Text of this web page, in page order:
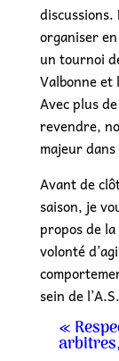
organiser
un tournoi
Valbonne et
Avec plus
revendre,
majeur
Avant de
saison, je
propos de
volonté
sein de
«